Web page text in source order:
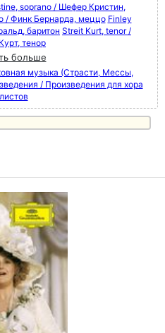
soprano / Шефер Кристин,
/ Финк Бернарда, меццо Finley
баритон Streit Kurt, tenor /
тенор
больше
музыка (Страсти, Мессы,
/ Произведения для хора